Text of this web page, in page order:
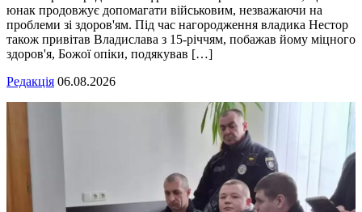
юнак продовжує допомагати військовим, незважаючи на
проблеми зі здоров'ям. Під час нагородження владика Нестор
також привітав Владислава з 15-річчям, побажав йому міцного
здоров'я, Божої опіки, подякував […]
Редакція 06.08.2026